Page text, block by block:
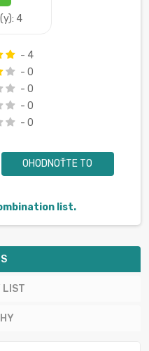
4
- 4
- 0
- 0
- 0
- 0
OHODNOŤTE TO
list.
LIST